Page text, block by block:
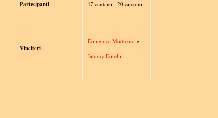
Partecipanti 17 cantanti - 20 canzoni
Vincitori
Domenico Modugno e
Johnny Dorelli